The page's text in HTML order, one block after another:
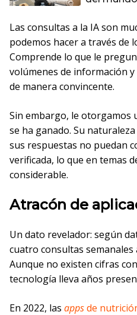
Las consultas a la IA son
podemos hacer a través de
Comprende lo que le
volúmenes de información
de manera convincente.
Sin embargo, le otorgamos
se ha ganado. Su
sus respuestas no puedan
verificada, lo que en temas
considerable.
Atracón de
Un dato revelador: según
cuatro consultas semanales
Aunque no existen cifras
tecnología lleva años
En 2022, las appsde